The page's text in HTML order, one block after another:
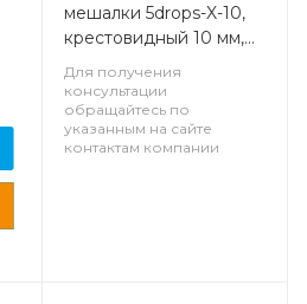
мешалки 5drops-X-10,
крестовидный 10 мм,
Для получения
консультации
обращайтесь по
указанным на сайте
контактам компании